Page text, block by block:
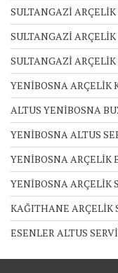
SULTANGAZİ
SULTANGAZİ ARÇELİK
SULTANGAZİ
YENİBOSNA ARÇELİK
ALTUS YENİBOSNA
YENİBOSNA ALTUS
YENİBOSNA ARÇELİK
YENİBOSNA ARÇELİK
KAĞITHANE ARÇELİK
ESENLER ALTUS